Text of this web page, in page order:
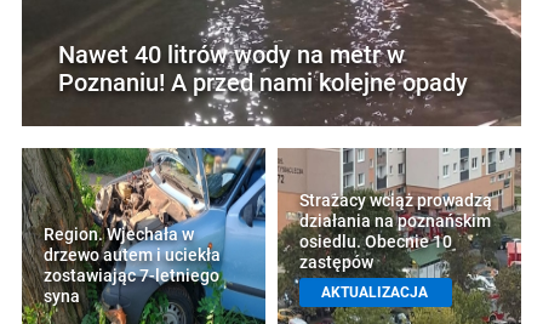
Nawet 40 litrów wody na metr w
Poznaniu! A przed nami kolejne opady
Region. Wjechała w
drzewo autem i uciekła
zostawiając 7-letniego
syna
Strażacy wciąż prowadzą
działania na poznańskim
osiedlu. Obecnie 10
zastępów
AKTUALIZACJA